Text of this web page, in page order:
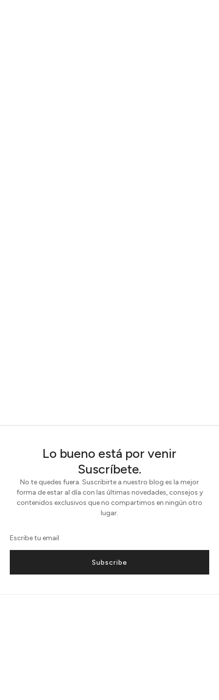
Lo bueno está por venir
Suscríbete.
No te quedes fuera. Suscribirte a nuestro blog es la mejor
forma de estar al día con las últimas novedades, consejos y
contenidos exclusivos que no compartimos en ningún otro
lugar.
Subscribe